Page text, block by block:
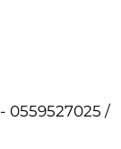
- 0559527025 /